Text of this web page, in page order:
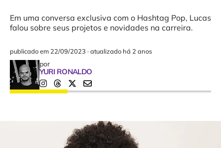
Em uma conversa exclusiva com o Hashtag Pop, Lucas
falou sobre seus projetos e novidades na carreira.
publicado em 22/09/2023 ·atualizado há 2 anos
por
YURI RONALDO